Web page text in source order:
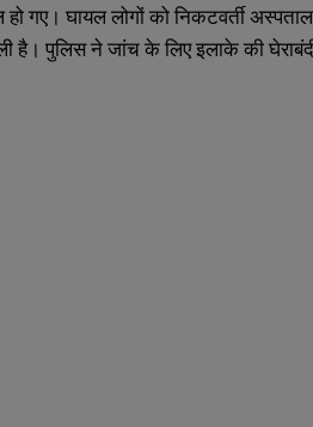
गए। घायल लोगों को निकटवर्ती
ली है। पुलिस ने जांच के लिए इलाके की